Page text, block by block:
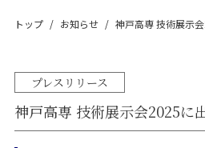
トップ お知らせ 神戸高専 技術展示
プレスリリース
神戸高専 技術展示会2025に